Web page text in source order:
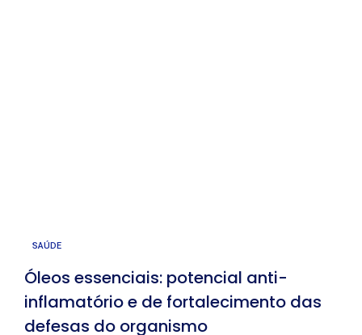
SAÚDE
Óleos essenciais: potencial anti-
inflamatório e de fortalecimento das
defesas do organismo